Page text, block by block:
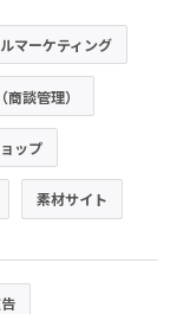
マーケティング
商談管理）
ップ
素材サイト